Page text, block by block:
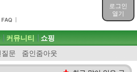
로그인
열기
커뮤니티
문 줌인줌아웃
쇼핑